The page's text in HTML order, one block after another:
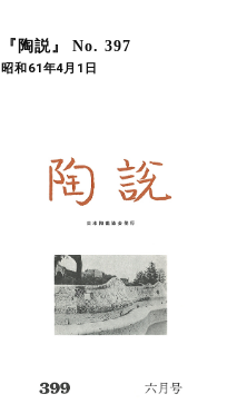
『陶説』 No. 397
昭和61年4月1日